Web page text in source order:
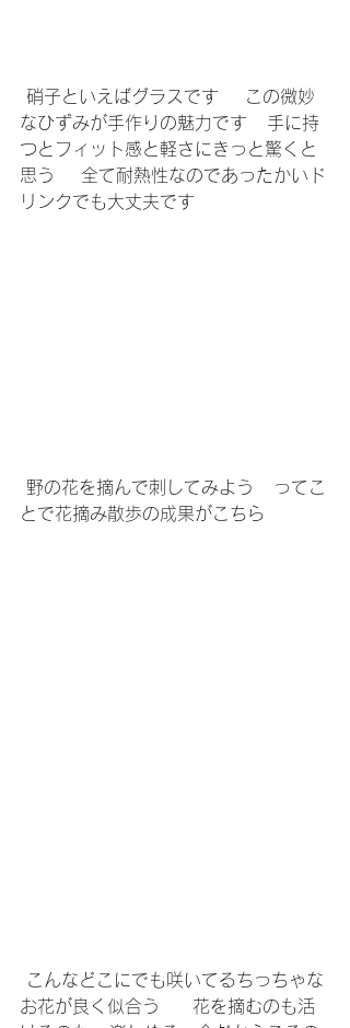
なひずみが手作りの魅力です   手に持
つとフィット感と軽さにきっと驚くと
思う    全て耐熱性なのであったかいド
リンクでも大丈夫です
とで花摘み散歩の成果がこちら
お花が良く似合う     花を摘むのも活